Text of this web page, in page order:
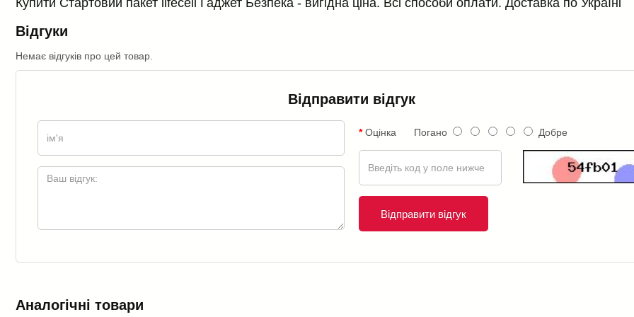
Купити Стартовий пакет lifecell Ґаджет Безпека - вигідна ціна. Всі способи оплати. Доставка по Україні
Відгуки
Немає відгуків про цей товар.
Відправити відгук
Оцінка Погано Добре
Відправити відгук
Аналогічні товари